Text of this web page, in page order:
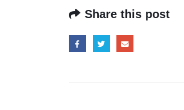
Share this post